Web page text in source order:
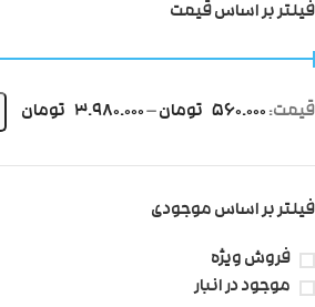
فیلتر بر اساس قیمت
قيمت:560.000 تومان —3.980.000 تومان
فیلتر بر اساس موجودی
فروش ویژه
موجود در انبار